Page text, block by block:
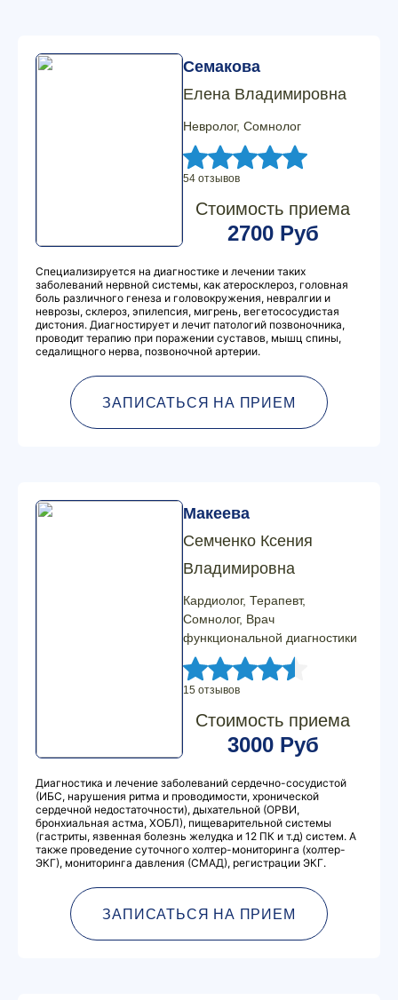
Семакова
Елена Владимировна
Невролог, Сомнолог
54 отзывов
Стоимость приема
2700 Руб
Специализируется на диагностике и лечении таких
заболеваний нервной системы, как атеросклероз, головная
боль различного генеза и головокружения, невралгии и
неврозы, склероз, эпилепсия, мигрень, вегетососудистая
дистония. Диагностирует и лечит патологий позвоночника,
проводит терапию при поражении суставов, мышц спины,
седалищного нерва, позвоночной артерии.
ЗАПИСАТЬСЯ НА ПРИЕМ
Макеева
Семченко Ксения
Владимировна
Кардиолог, Терапевт,
Сомнолог, Врач
функциональной диагностики
15 отзывов
Стоимость приема
3000 Руб
Диагностика и лечение заболеваний сердечно-сосудистой
(ИБС, нарушения ритма и проводимости, хронической
сердечной недостаточности), дыхательной (ОРВИ,
бронхиальная астма, ХОБЛ), пищеварительной системы
(гастриты, язвенная болезнь желудка и 12 ПК и т.д) систем. А
также проведение суточного холтер-мониторинга (холтер-
ЭКГ), мониторинга давления (СМАД), регистрации ЭКГ.
ЗАПИСАТЬСЯ НА ПРИЕМ